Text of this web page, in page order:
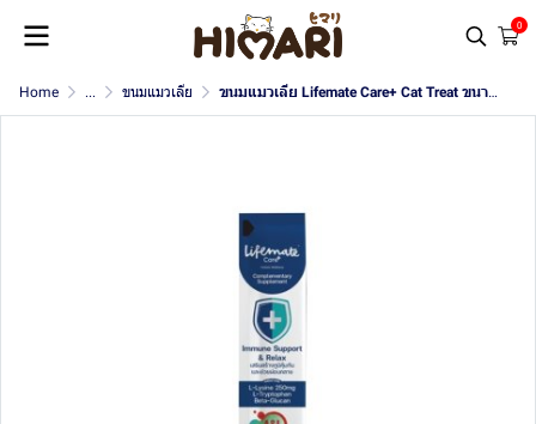
0
Home ... ขนมแมวเลีย ขนมแมวเลีย Lifemate Care+ Cat Treat ขนาด 13 g.